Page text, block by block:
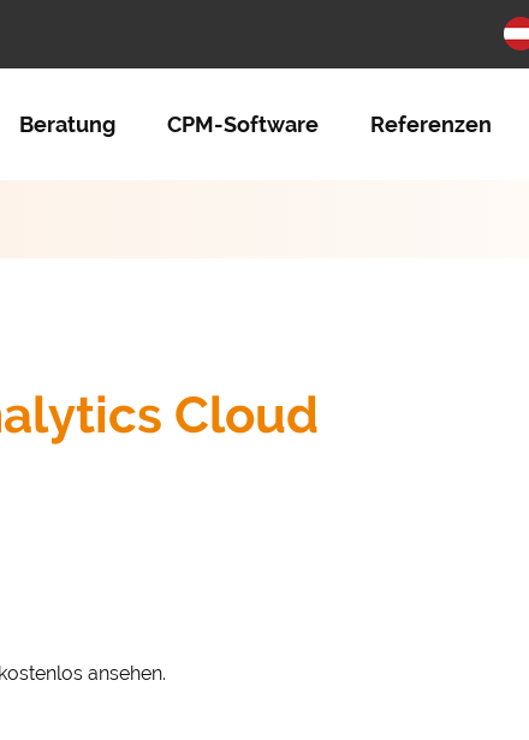
Beratung CPM-Software Referenzen
Cloud
ansehen.